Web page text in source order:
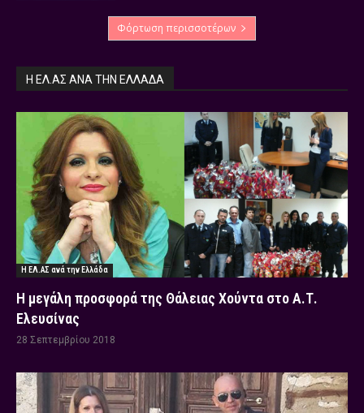
Φόρτωση περισσοτέρων
Η ΕΛ.ΑΣ ΑΝΆ ΤΗΝ ΕΛΛΆΔΑ
Η ΕΛ.ΑΣ ανά την Ελλάδα
Η μεγάλη προσφορά της Θάλειας Χούντα στο Α.Τ.
Ελευσίνας
28 Σεπτεμβρίου 2018